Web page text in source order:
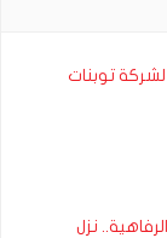
توبنات
نزل